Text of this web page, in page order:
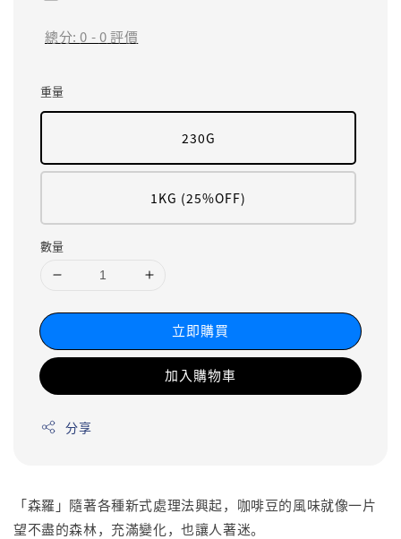
總分:0 -0評價
重量
230G
1KG (25%OFF)
數量
立即購買
加入購物車
分享
「森羅」隨著各種新式處理法興起，咖啡豆的風味就像一片
望不盡的森林，充滿變化，也讓人著迷。